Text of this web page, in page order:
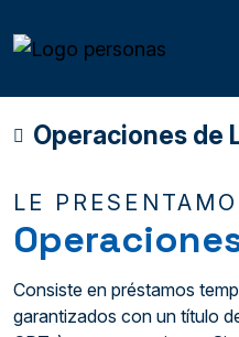
Operaciones de
LE
Consiste en préstamos
garantizados con un título